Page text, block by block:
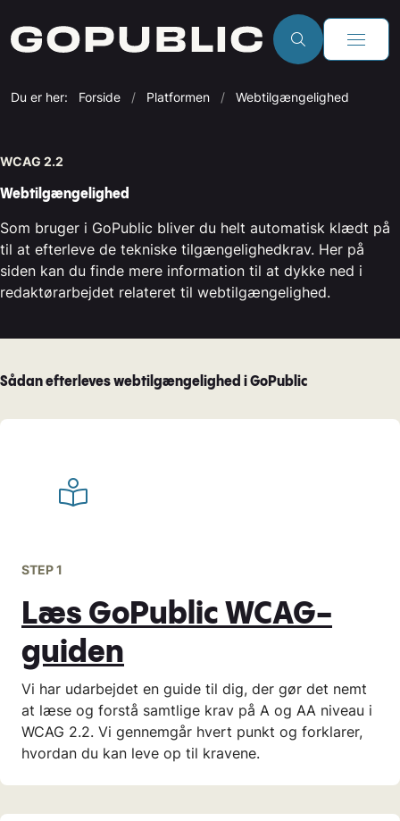
Du er her: Forside Platformen Webtilgængelighed
WCAG 2.2
Webtilgængelighed
Som bruger i GoPublic bliver du helt automatisk klædt på
til at efterleve de tekniske tilgængelighedkrav. Her på
siden kan du finde mere information til at dykke ned i
redaktørarbejdet relateret til webtilgængelighed.
Sådan efterleves webtilgængelighed i GoPublic
STEP 1
Læs GoPublic WCAG-
guiden
Vi har udarbejdet en guide til dig, der gør det nemt
at læse og forstå samtlige krav på A og AA niveau i
WCAG 2.2. Vi gennemgår hvert punkt og forklarer,
hvordan du kan leve op til kravene.